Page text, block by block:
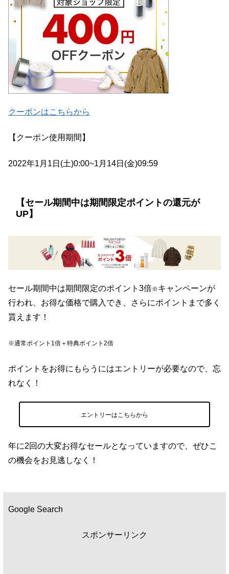
クーポンはこちらから
【クーポン使用期間】
2022年1月1日(土)0:00~1月14日(金)09:59
【セール期間中は期間限定ポイントの還元が
UP】
セール期間中は期間限定のポイント3倍※キャンペーンが
行われ、お得な価格で購入でき、さらにポイントまで多く
貰えます！
※通常ポイント1倍＋特典ポイント2倍
ポイントをお得にもらうにはエントリーが必要なので、忘
れなく！
エントリーはこちらから
年に2回の大変お得なセールとなっていますので、ぜひこ
の機会をお見逃しなく！
Google Search
スポンサーリンク